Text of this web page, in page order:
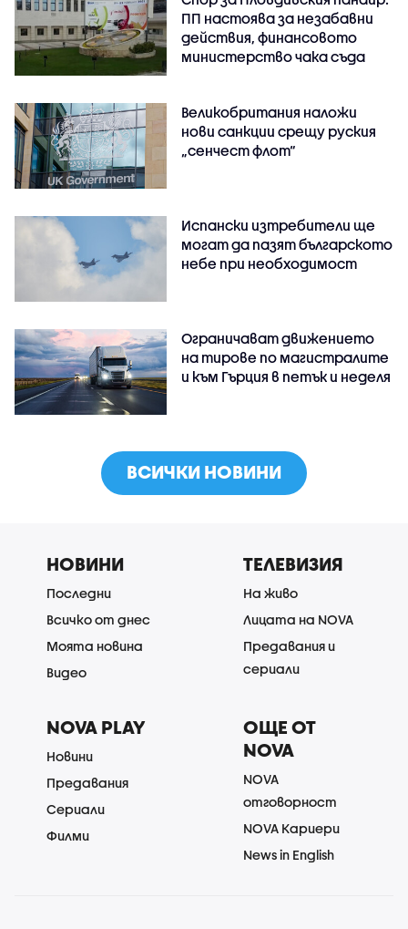
ПП настоява за незабавни
действия, финансовото
министерство чака съда
Великобритания наложи
нови санкции срещу руския
„сенчест флот“
Испански изтребители ще
могат да пазят българското
небе при необходимост
Ограничават движението
на тирове по магистралите
и към Гърция в петък и неделя
ВСИЧКИ НОВИНИ
НОВИНИ
Последни
Всичко от днес
Моята новина
Видео
ТЕЛЕВИЗИЯ
На живо
Лицата на NOVA
Предавания и
сериали
NOVA PLAY
Новини
Предавания
Сериали
Филми
ОЩЕ ОТ
NOVA
NOVA
отговорност
NOVA Кариери
News in English